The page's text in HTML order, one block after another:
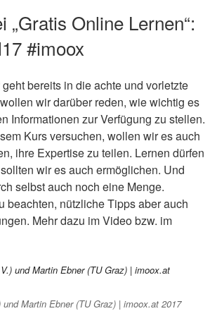
„Gratis Online Lernen“:
#imoox
geht bereits in die achte und vorletzte
wir darüber reden, wie wichtig es
Informationen zur Verfügung zu stellen.
Kurs versuchen, wollen wir es auch
ihre Expertise zu teilen. Lernen dürfen
wir es auch ermöglichen. Und
selbst auch noch eine Menge.
beachten, nützliche Tipps aber auch
Mehr dazu im Video bzw. im
Martin Ebner (TU Graz) | imoox.at 2017